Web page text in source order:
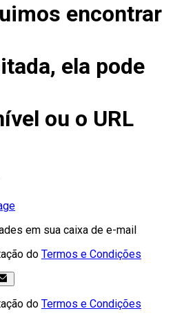
encontrar
ela pode
ou o URL
em sua caixa de e-mail
do Termos e Condições
do Termos e Condições